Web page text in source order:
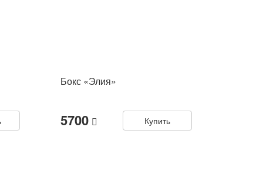
Бокс «Элия»
5700 Купить